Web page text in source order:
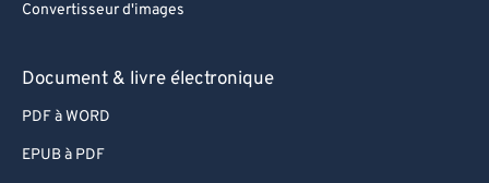
Convertisseur d'images
Document & livre électronique
PDF à WORD
EPUB à PDF